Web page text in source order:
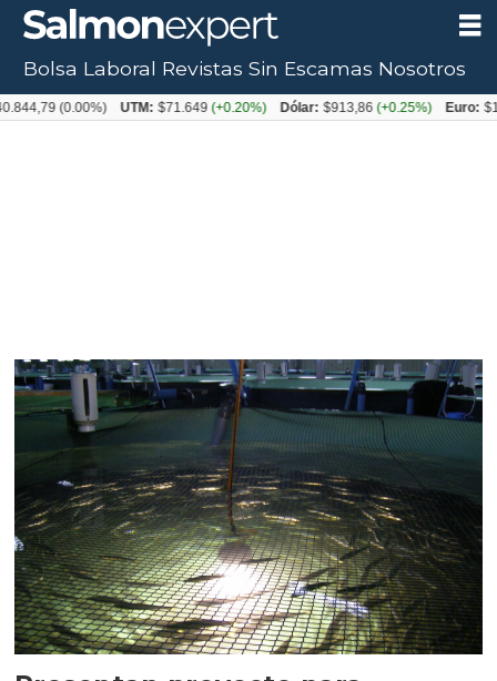
Tag:
Bolsa Laboral Revistas Sin Escamas Nosotros
(0.00%) UTM: $71.649(+0.20%) Dólar: $913,86(+0.25%) Euro: